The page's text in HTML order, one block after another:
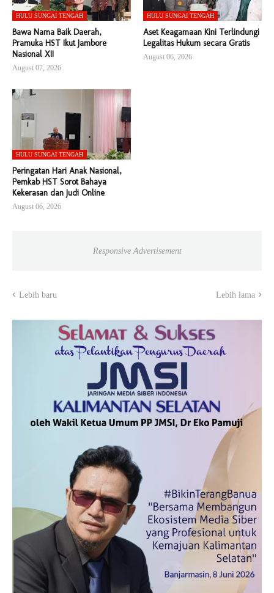
HULU SUNGAI TENGAH
Bawa Nama Baik Daerah,
Pramuka HST Ikut Jambore
Nasional XII
August 07, 2026
HULU SUNGAI TENGAH
Aset Keagamaan Kini Terlindungi
Legalitas Hukum secara Gratis
August 06, 2026
HULU SUNGAI TENGAH
Peringatan Hari Anak Nasional,
Pemkab HST Sorot Bahaya
Kekerasan dan Judi Online
August 06, 2026
Responsive Advertisement
Lebih baru Lebih lama